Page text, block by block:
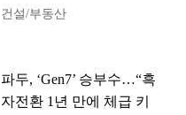
건설/부동산
파두, ‘Gen7’ 승부수…“흑
자전환 1년 만에 체급 키